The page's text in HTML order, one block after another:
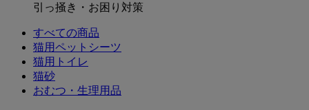
引っ掻き・お困り対策
すべての商品
猫用ペットシーツ
猫用トイレ
猫砂
おむつ・生理用品